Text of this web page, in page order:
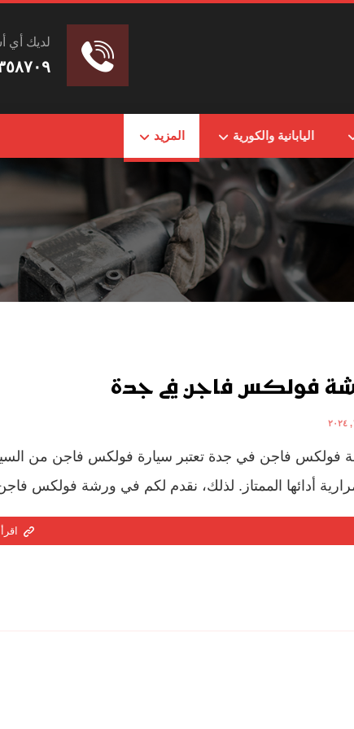
لديك أي
اليابانية والكورية المزيد
فولكس فاجن في جدة
فولكس فاجن في جدة تعتبر سيارة فولكس فاجن من
أدائها الممتاز. لذلك، نقدم لكم في ورشة فولكس